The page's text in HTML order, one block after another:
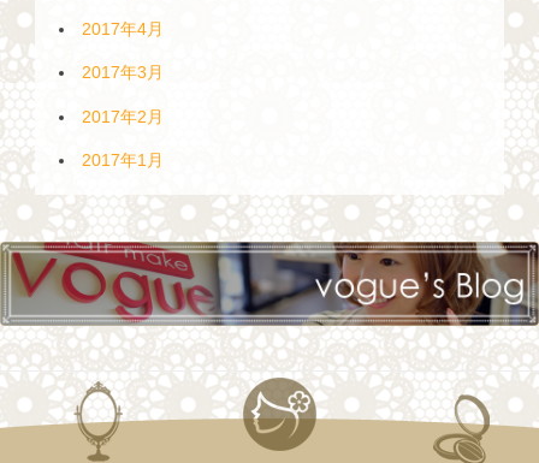
2017年4月
2017年3月
2017年2月
2017年1月